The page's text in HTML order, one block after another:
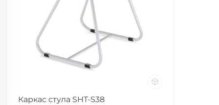
Каркас стула SHT-S38